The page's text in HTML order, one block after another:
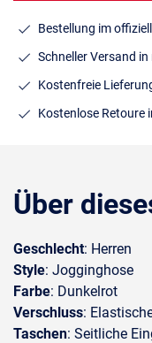
Bestellung im
Schneller Versand
Kostenfreie
Kostenlose Retoure
Über
Geschlecht: Herren
Style: Jogginghose
Farbe: Dunkelrot
Verschluss:
Taschen: Seitliche